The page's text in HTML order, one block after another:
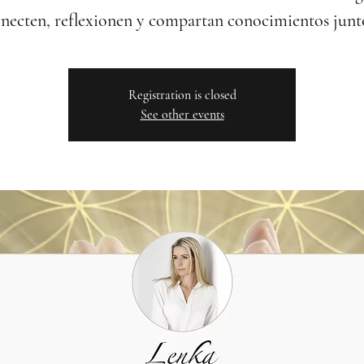
reflexionen y compartan conocimientos
Registration is closed
See other events